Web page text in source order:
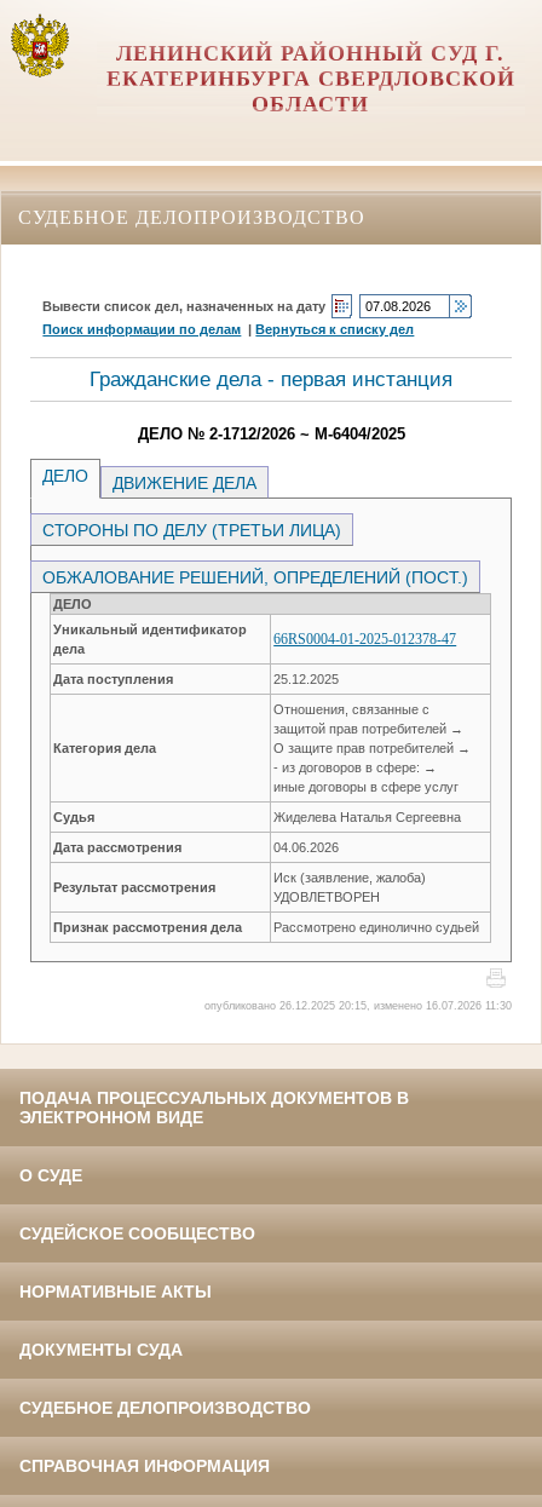
ЛЕНИНСКИЙ РАЙОННЫЙ СУД Г.
ЕКАТЕРИНБУРГА СВЕРДЛОВСКОЙ
ОБЛАСТИ
СУДЕБНОЕ ДЕЛОПРОИЗВОДСТВО
Вывести список дел, назначенных на дату
Поиск информации по делам |Вернуться к списку дел
Гражданские дела - первая инстанция
ДЕЛО № 2-1712/2026 ~ М-6404/2025
ДЕЛО ДВИЖЕНИЕ ДЕЛА
СТОРОНЫ ПО ДЕЛУ (ТРЕТЬИ ЛИЦА)
ОБЖАЛОВАНИЕ РЕШЕНИЙ, ОПРЕДЕЛЕНИЙ (ПОСТ.)
ДЕЛО
Уникальный идентификатор
дела
66RS0004-01-2025-012378-47
Дата поступления 25.12.2025
Категория дела
Отношения, связанные с
защитой прав потребителей →
О защите прав потребителей →
- из договоров в сфере: →
иные договоры в сфере услуг
Судья Жиделева Наталья Сергеевна
Дата рассмотрения 04.06.2026
Результат рассмотрения
Иск (заявление, жалоба)
УДОВЛЕТВОРЕН
Признак рассмотрения дела Рассмотрено единолично судьей
опубликовано 26.12.2025 20:15, изменено 16.07.2026 11:30
ПОДАЧА ПРОЦЕССУАЛЬНЫХ ДОКУМЕНТОВ В
ЭЛЕКТРОННОМ ВИДЕ
О СУДЕ
СУДЕЙСКОЕ СООБЩЕСТВО
НОРМАТИВНЫЕ АКТЫ
ДОКУМЕНТЫ СУДА
СУДЕБНОЕ ДЕЛОПРОИЗВОДСТВО
СПРАВОЧНАЯ ИНФОРМАЦИЯ